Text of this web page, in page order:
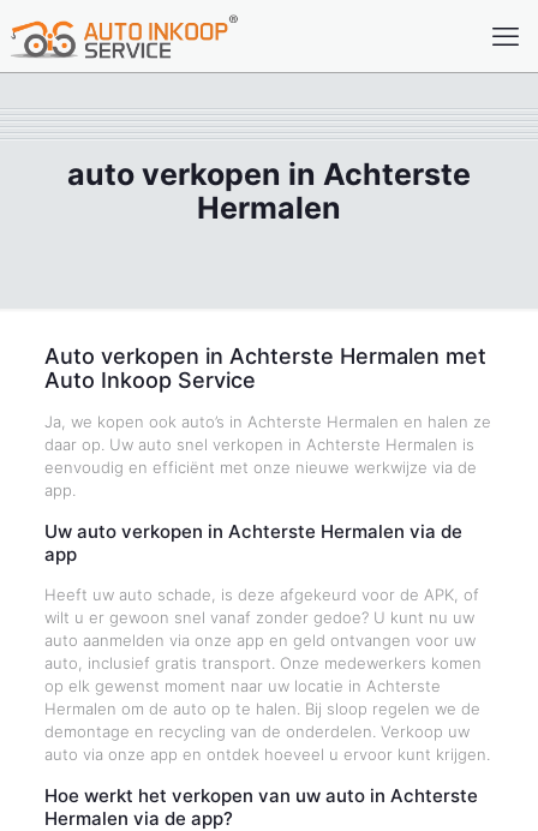
auto verkopen in Achterste
Hermalen
Auto verkopen in Achterste Hermalen met
Auto Inkoop Service
Ja, we kopen ook auto’s in Achterste Hermalen en halen ze
daar op. Uw auto snel verkopen in Achterste Hermalen is
eenvoudig en efficiënt met onze nieuwe werkwijze via de
app.
Uw auto verkopen in Achterste Hermalen via de
app
Heeft uw auto schade, is deze afgekeurd voor de APK, of
wilt u er gewoon snel vanaf zonder gedoe? U kunt nu uw
auto aanmelden via onze app en geld ontvangen voor uw
auto, inclusief gratis transport. Onze medewerkers komen
op elk gewenst moment naar uw locatie in Achterste
Hermalen om de auto op te halen. Bij sloop regelen we de
demontage en recycling van de onderdelen. Verkoop uw
auto via onze app en ontdek hoeveel u ervoor kunt krijgen.
Hoe werkt het verkopen van uw auto in Achterste
Hermalen via de app?